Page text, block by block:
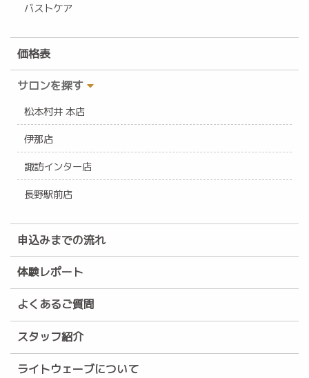
バストケア
価格表
サロンを探す
松本村井 本店
伊那店
諏訪インター店
長野駅前店
申込みまでの流れ
体験レポート
よくあるご質問
スタッフ紹介
ライトウェーブについて